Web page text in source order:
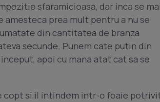
sfaramicioasa, dar inca se mai
amesteca prea mult pentru a nu se
din cantitatea de branza
secunde. Punem cate putin din
apoi cu mana atat cat sa se
copt si il intindem intr-o foaie